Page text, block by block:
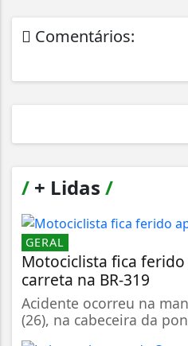
Comentários:
/ + Lidas /
GERAL
Motociclista fica
carreta na BR-319
Acidente ocorreu na
(26), na cabeceira da